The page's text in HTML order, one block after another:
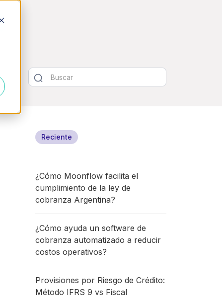
Reciente
¿Cómo Moonflow facilita el
cumplimiento de la ley de
cobranza Argentina?
¿Cómo ayuda un software de
cobranza automatizado a reducir
costos operativos?
Provisiones por Riesgo de Crédito:
Método IFRS 9 vs Fiscal